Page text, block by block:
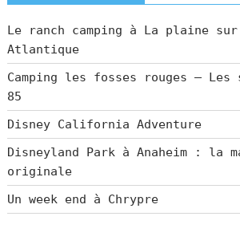
Le ranch camping à La plaine
Atlantique
Camping les fosses rouges – Les
85
Disney California Adventure
Disneyland Park à Anaheim : la
originale
Un week end à Chrypre